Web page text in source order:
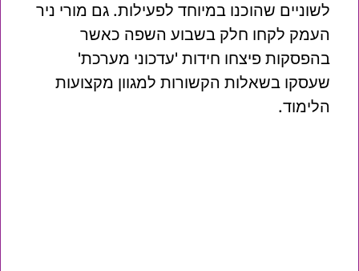
לשוניים שהוכנו במיוחד לפעילות. גם מורי ניר
העמק לקחו חלק בשבוע השפה כאשר
בהפסקות פיצחו חידות 'עדכוני מערכת'
שעסקו בשאלות הקשורות למגוון מקצועות
הלימוד.